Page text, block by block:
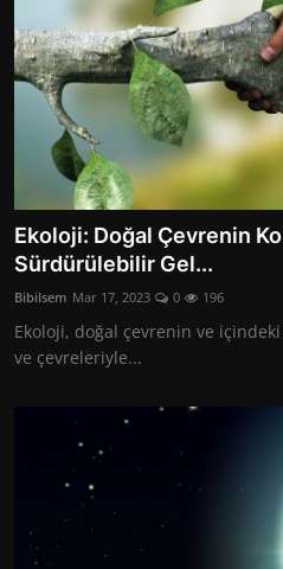
Ekoloji: Doğal Çevrenin
Sürdürülebilir Gel...
Bibilsem Mar 17, 2023 0 196
Ekoloji, doğal çevrenin ve
ve çevreleriyle...